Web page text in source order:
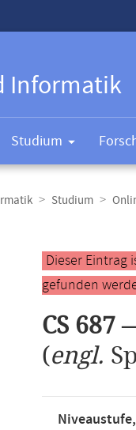
Informatik
Studium
Studium
Hauptinhalt
Dieser Eintrag
gefunden
CS
(engl.
Niveaustufe,